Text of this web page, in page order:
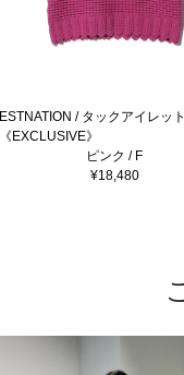
ESTNATION / タックアイレッ
《EXCLUSIVE》
ピンク / F
¥18,480